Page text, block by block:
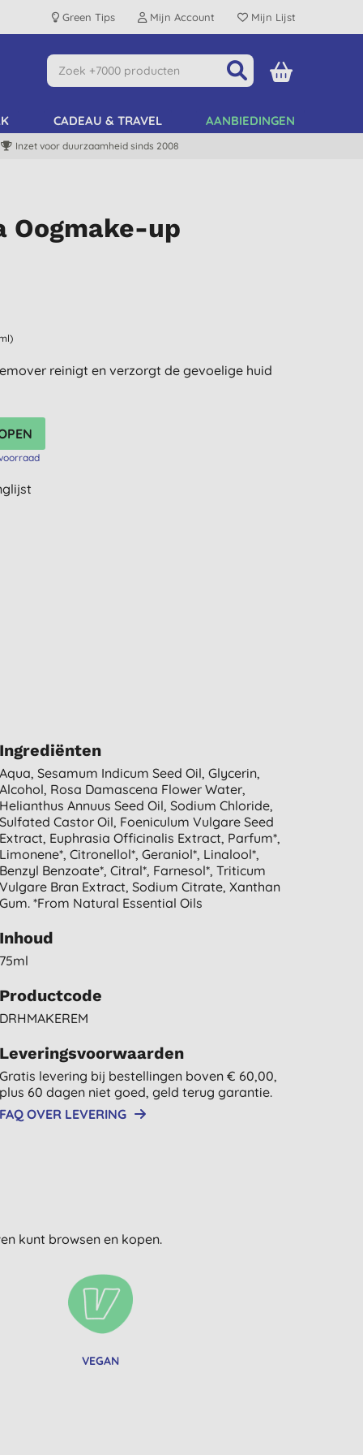
Green Tips Mijn Account Mijn Lijst
CADEAU & TRAVEL AANBIEDINGEN
Inzet voor duurzaamheid sinds 2008
Oogmake-up
reinigt en verzorgt de gevoelige huid
Ingrediënten
Aqua, Sesamum Indicum Seed Oil, Glycerin,
Alcohol, Rosa Damascena Flower Water,
Helianthus Annuus Seed Oil, Sodium Chloride,
Sulfated Castor Oil, Foeniculum Vulgare Seed
Extract, Euphrasia Officinalis Extract, Parfum*,
Limonene*, Citronellol*, Geraniol*, Linalool*,
Benzyl Benzoate*, Citral*, Farnesol*, Triticum
Vulgare Bran Extract, Sodium Citrate, Xanthan
Gum. *from Natural Essential Oils
Inhoud
75ml
Productcode
DRHMAKEREM
Leveringsvoorwaarden
Gratis levering bij bestellingen boven € 60,00,
plus 60 dagen niet goed, geld terug garantie.
FAQ OVER LEVERING
kunt browsen en kopen.
VEGAN